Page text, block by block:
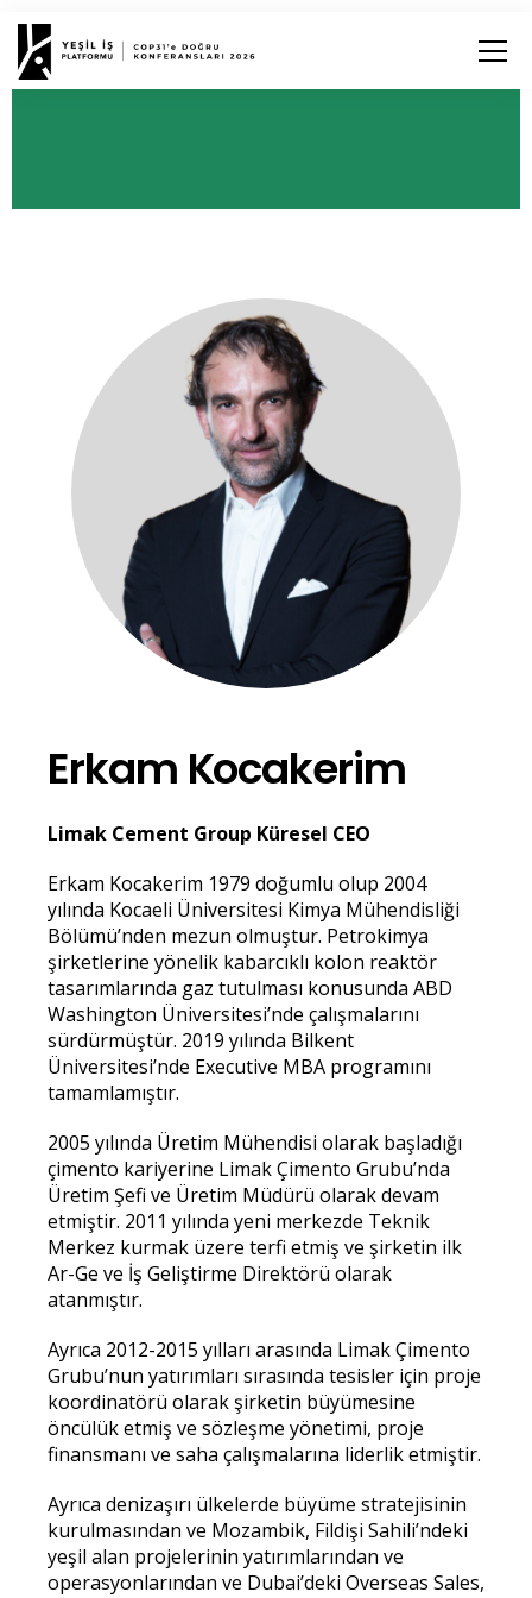
Erkam Kocakerim
Limak Cement Group Küresel CEO
Erkam Kocakerim 1979 doğumlu olup 2004
yılında Kocaeli Üniversitesi Kimya Mühendisliği
Bölümü’nden mezun olmuştur. Petrokimya
şirketlerine yönelik kabarcıklı kolon reaktör
tasarımlarında gaz tutulması konusunda ABD
Washington Üniversitesi’nde çalışmalarını
sürdürmüştür. 2019 yılında Bilkent
Üniversitesi’nde Executive MBA programını
tamamlamıştır.
2005 yılında Üretim Mühendisi olarak başladığı
çimento kariyerine Limak Çimento Grubu’nda
Üretim Şefi ve Üretim Müdürü olarak devam
etmiştir. 2011 yılında yeni merkezde Teknik
Merkez kurmak üzere terfi etmiş ve şirketin ilk
Ar-Ge ve İş Geliştirme Direktörü olarak
atanmıştır.
Ayrıca 2012-2015 yılları arasında Limak Çimento
Grubu’nun yatırımları sırasında tesisler için proje
koordinatörü olarak şirketin büyümesine
öncülük etmiş ve sözleşme yönetimi, proje
finansmanı ve saha çalışmalarına liderlik etmiştir.
Ayrıca denizaşırı ülkelerde büyüme stratejisinin
kurulmasından ve Mozambik, Fildişi Sahili’ndeki
yeşil alan projelerinin yatırımlarından ve
operasyonlarından ve Dubai’deki Overseas Sales,